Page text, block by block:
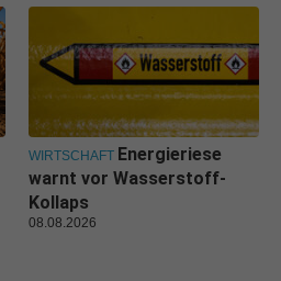
WIRTSCHAFT Energieriese
warnt vor Wasserstoff-
Kollaps
08.08.2026